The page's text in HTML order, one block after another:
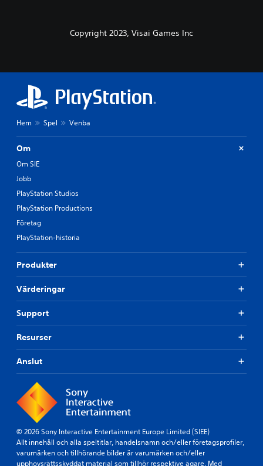
Copyright 2023, Visai Games Inc
Hem Spel Venba
Om
Om SIE
Jobb
PlayStation Studios
PlayStation Productions
Företag
PlayStation-historia
Produkter
Värderingar
Support
Resurser
Anslut
© 2026 Sony Interactive Entertainment Europe Limited (SIEE)
Allt innehåll och alla speltitlar, handelsnamn och/eller företagsprofiler,
varumärken och tillhörande bilder är varumärken och/eller
upphovsrättsskyddat material som tillhör respektive ägare. Med